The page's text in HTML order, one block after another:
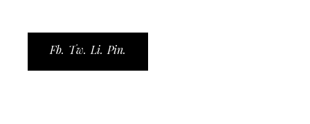
Fb. Tw. Li. Pin.